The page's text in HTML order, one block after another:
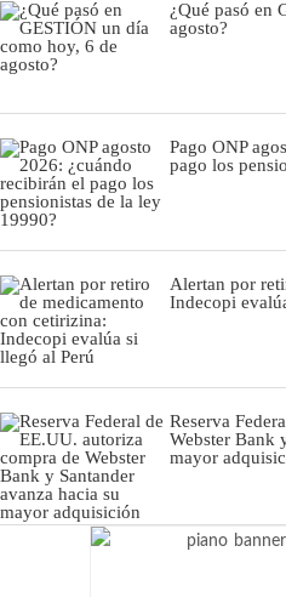
¿Qué pasó en
agosto?
Pago ONP
pago los
Alertan por
Indecopi
Reserva
Webster Bank
mayor